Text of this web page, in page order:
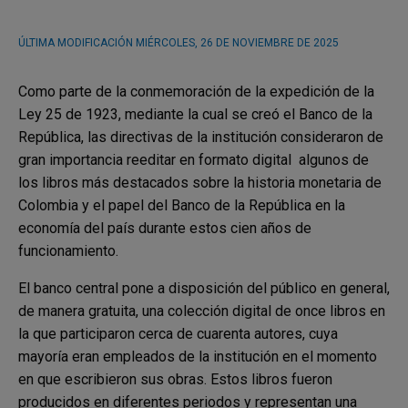
ÚLTIMA MODIFICACIÓN MIÉRCOLES, 26 DE NOVIEMBRE DE 2025
Como parte de la conmemoración de la expedición de la
Ley 25 de 1923, mediante la cual se creó el Banco de la
República, las directivas de la institución consideraron de
gran importancia reeditar en formato digital algunos de
los libros más destacados sobre la historia monetaria de
Colombia y el papel del Banco de la República en la
economía del país durante estos cien años de
funcionamiento.
El banco central pone a disposición del público en general,
de manera gratuita, una colección digital de once libros en
la que participaron cerca de cuarenta autores, cuya
mayoría eran empleados de la institución en el momento
en que escribieron sus obras. Estos libros fueron
producidos en diferentes periodos y representan una